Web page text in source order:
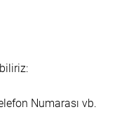
Numarası vb.